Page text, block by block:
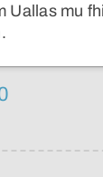
Uallas mu